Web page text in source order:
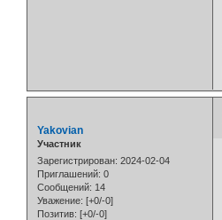
Yakovian
Участник
Зарегистрирован: 2024-02-04
Приглашений: 0
Сообщений: 14
Уважение: [+0/-0]
Позитив: [+0/-0]